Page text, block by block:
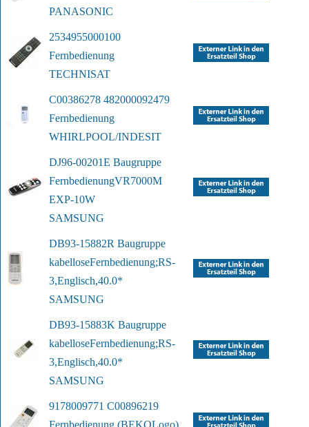
PANASONIC
2534955000100
Fernbedienung
TECHNISAT
C00386278 482000092479
Fernbedienung
WHIRLPOOL/INDESIT
DJ96-00201E Baugruppe
FernbedienungVR7000M
EXP-10W
SAMSUNG
DB93-15882R Baugruppe
kabelloseFernbedienung;RS-
3,Englisch,40.0*
SAMSUNG
DB93-15883K Baugruppe
kabelloseFernbedienung;RS-
3,Englisch,40.0*
SAMSUNG
9178009771 C00896219
Fernbedienung (BEKOLogo)